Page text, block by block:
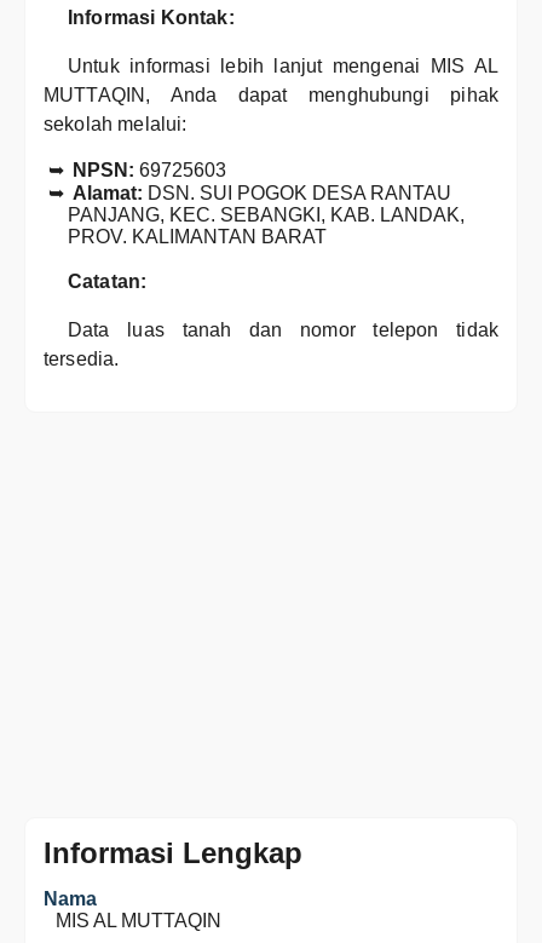
Informasi Kontak:
Untuk informasi lebih lanjut mengenai MIS AL
MUTTAQIN, Anda dapat menghubungi pihak
sekolah melalui:
NPSN: 69725603
Alamat: DSN. SUI POGOK DESA RANTAU
PANJANG, KEC. SEBANGKI, KAB. LANDAK,
PROV. KALIMANTAN BARAT
Catatan:
Data luas tanah dan nomor telepon tidak
tersedia.
Informasi Lengkap
Nama
MIS AL MUTTAQIN